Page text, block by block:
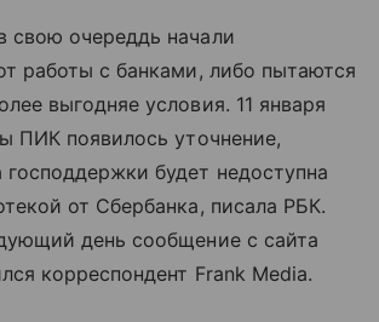
свою очереддь начали
работы с банками, либо пытаются
выгодняе условия. 11 января
ПИК появилось уточнение,
будет недоступна
от Сбербанка, писала РБК.
день сообщение с сайта
корреспондент Frank Media.